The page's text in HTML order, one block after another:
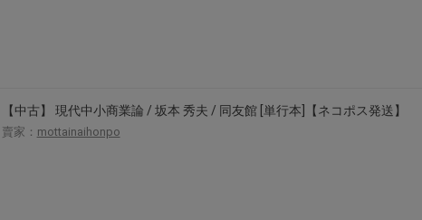
【中古】 現代中小商業論 / 坂本 秀夫 / 同友館 [単行本]【ネコポス発送】
賣家： mottainaihonpo